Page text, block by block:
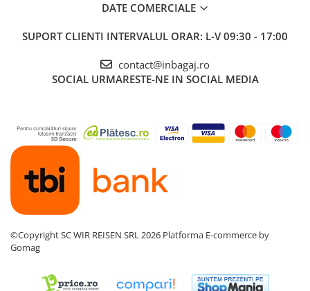
DATE COMERCIALE
SUPORT CLIENTI INTERVALUL ORAR: L-V 09:30 - 17:00
contact@inbagaj.ro
SOCIAL URMARESTE-NE IN SOCIAL MEDIA
©Copyright SC WIR REISEN SRL 2026 Platforma E-commerce by
Gomag